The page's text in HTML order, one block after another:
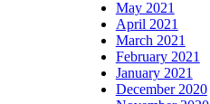
May 2021
April 2021
March 2021
February 2021
January 2021
December 2020